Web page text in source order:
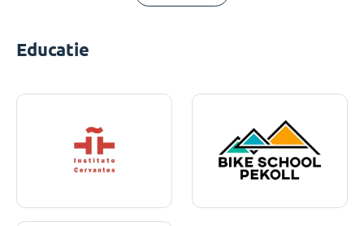
Educatie